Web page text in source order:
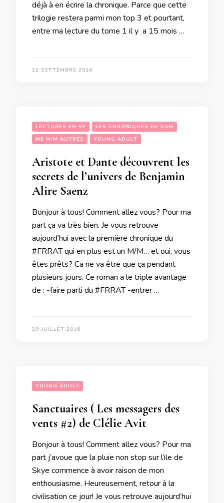
déjà à en écrire la chronique. Parce que cette
trilogie restera parmi mon top 3 et pourtant,
entre ma lecture du tome 1 il y a 15 mois …
22 SEPTEMBRE 2016
LECTURES EN VF
LES CHRONIQUES DE SAM
ME M/M AUTRES
YOUNG ADULT
Aristote et Dante découvrent les
secrets de l’univers de Benjamin
Alire Saenz
Bonjour à tous! Comment allez vous? Pour ma
part ça va très bien. Je vous retrouve
aujourd’hui avec la première chronique du
#FRRAT qui en plus est un M/M… et oui, vous
êtes prêts? Ca ne va être que ça pendant
plusieurs jours. Ce roman a le triple avantage
de : -faire parti du #FRRAT -entrer …
29 JUILLET 2016
YOUNG ADULT
Sanctuaires ( Les messagers des
vents #2) de Clélie Avit
Bonjour à tous! Comment allez vous? Pour ma
part j’avoue que la pluie non stop sur l’ile de
Skye commence à avoir raison de mon
enthousiasme. Heureusement, retour à la
civilisation ce jour! Je vous retrouve aujourd’hui